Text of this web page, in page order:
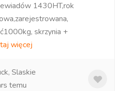
1430HT,rok
skrzynia +
więcej
Slaskie
temu